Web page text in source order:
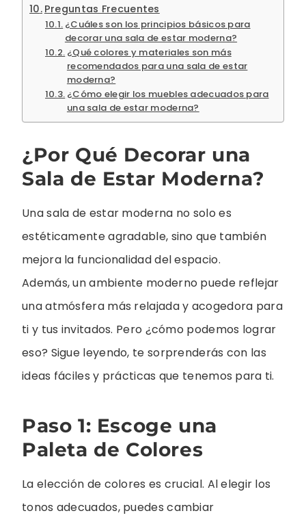
Preguntas Frecuentes
¿Cuáles son los principios básicos para
decorar una sala de estar moderna?
¿Qué colores y materiales son más
recomendados para una sala de estar
moderna?
¿Cómo elegir los muebles adecuados para
una sala de estar moderna?
¿Por Qué Decorar una
Sala de Estar Moderna?
Una sala de estar moderna no solo es
estéticamente agradable, sino que también
mejora la funcionalidad del espacio.
Además, un ambiente moderno puede reflejar
una atmósfera más relajada y acogedora para
ti y tus invitados. Pero ¿cómo podemos lograr
eso? Sigue leyendo, te sorprenderás con las
ideas fáciles y prácticas que tenemos para ti.
Paso 1: Escoge una
Paleta de Colores
La elección de colores es crucial. Al elegir los
tonos adecuados, puedes cambiar